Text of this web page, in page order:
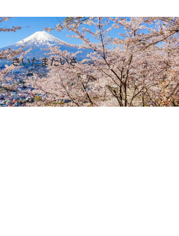
さいたまたいさ